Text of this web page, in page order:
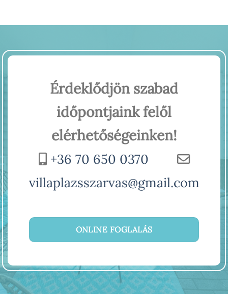
Érdeklődjön szabad
időpontjaink felől
elérhetőségeinken!
+36 70 650 0370
villaplazsszarvas@gmail.com
ONLINE FOGLALÁS